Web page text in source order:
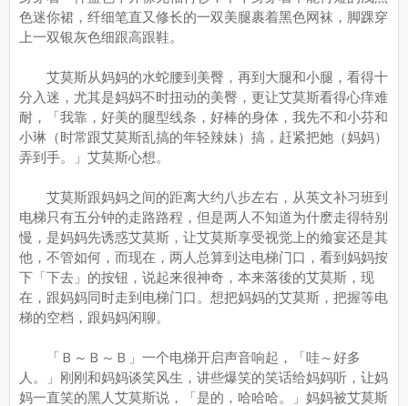
色迷你裙，纤细笔直又修长的一双美腿裹着黑色网袜，脚踝穿
上一双银灰色细跟高跟鞋。
艾莫斯从妈妈的水蛇腰到美臀，再到大腿和小腿，看得十
分入迷，尤其是妈妈不时扭动的美臀，更让艾莫斯看得心痒难
耐，「我靠，好美的腿型线条，好棒的身体，我先不和小芬和
小琳（时常跟艾莫斯乱搞的年轻辣妹）搞，赶紧把她（妈妈）
弄到手。」艾莫斯心想。
艾莫斯跟妈妈之间的距离大约八步左右，从英文补习班到
电梯只有五分钟的走路路程，但是两人不知道为什麽走得特别
慢，是妈妈先诱惑艾莫斯，让艾莫斯享受视觉上的飨宴还是其
他，不管如何，而现在，两人总算到达电梯门口，看到妈妈按
下「下去」的按钮，说起来很神奇，本来落後的艾莫斯，现
在，跟妈妈同时走到电梯门口。想把妈妈的艾莫斯，把握等电
梯的空档，跟妈妈闲聊。
「Ｂ～Ｂ～Ｂ」一个电梯开启声音响起，「哇～好多
人。」刚刚和妈妈谈笑风生，讲些爆笑的笑话给妈妈听，让妈
妈一直笑的黑人艾莫斯说，「是的，哈哈哈。」妈妈被艾莫斯